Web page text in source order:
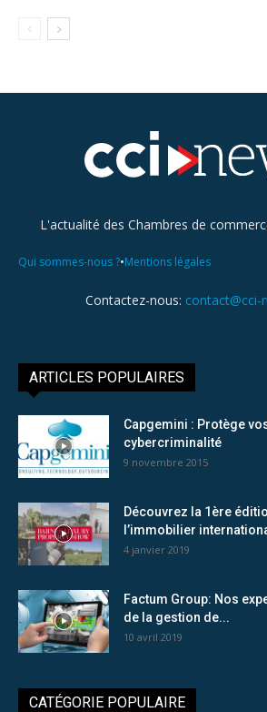
L'actualité des Chambres de
Qui sommes-nous ?•Mentions légales
Contactez-nous: contact@cci-
ARTICLES POPULAIRES
Capgemini : Protège
cybercriminalité
9 novembre 2015
Découvrez la 1ère
l’immobilier
4 janvier 2019
Factum Group: Nos
de la gestion de...
10 avril 2019
CATÉGORIE POPULAIRE